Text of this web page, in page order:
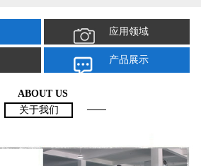
应用领域
产品展示
ABOUT US
关于我们